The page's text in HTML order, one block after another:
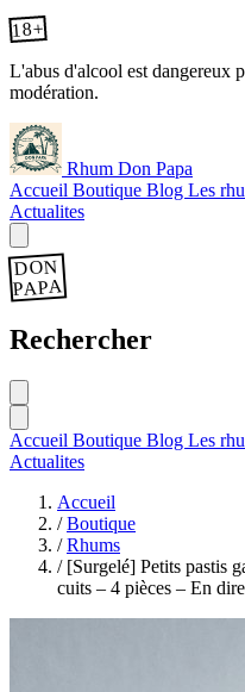
18+
L'abus d'alcool est dangereux
modération.
Rhum Don Papa
Accueil Boutique Blog Les
Actualites
DON
PAPA
Rechercher
Accueil Boutique Blog Les
Actualites
Accueil
/ Boutique
/ Rhums
/ [Surgelé] Petits pastis
cuits – 4 pièces – En